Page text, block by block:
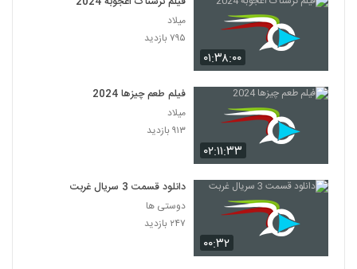
۰۱:۳۸:۰۰
میلاد
۷۹۵ بازدید
۰۲:۱۱:۳۳
فیلم طعم چیزها 2024
میلاد
۹۱۳ بازدید
۰۰:۳۲
دانلود قسمت 3 سریال غربت
دوستی ها
۲۴۷ بازدید